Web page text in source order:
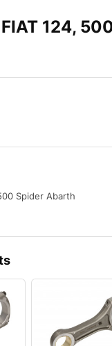
124,
Spider Abarth